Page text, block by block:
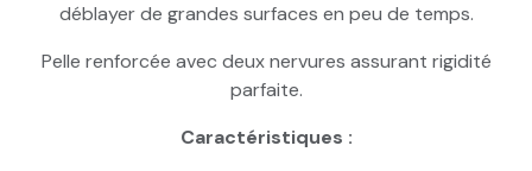
déblayer de grandes surfaces en peu de temps.
Pelle renforcée avec deux nervures assurant rigidité
parfaite.
Caractéristiques :